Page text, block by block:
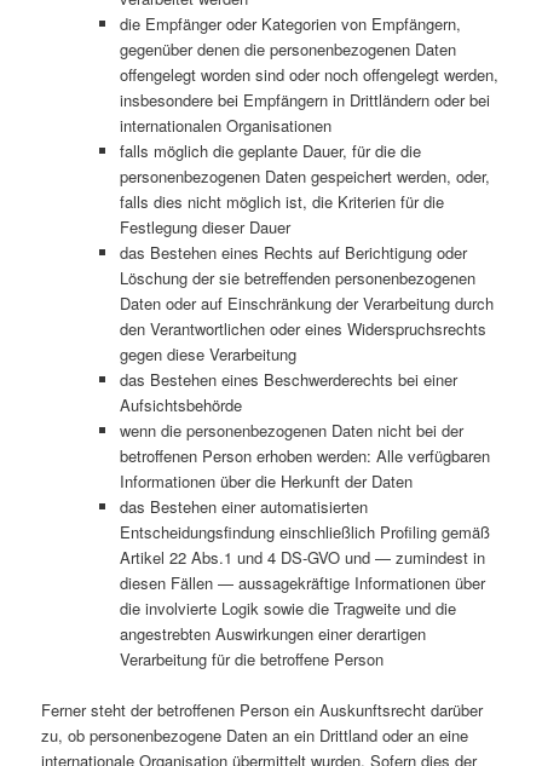
die Empfänger oder Kategorien von Empfängern,
gegenüber denen die personenbezogenen Daten
offengelegt worden sind oder noch offengelegt werden,
insbesondere bei Empfängern in Drittländern oder bei
internationalen Organisationen
falls möglich die geplante Dauer, für die die
personenbezogenen Daten gespeichert werden, oder,
falls dies nicht möglich ist, die Kriterien für die
Festlegung dieser Dauer
das Bestehen eines Rechts auf Berichtigung oder
Löschung der sie betreffenden personenbezogenen
Daten oder auf Einschränkung der Verarbeitung durch
den Verantwortlichen oder eines Widerspruchsrechts
gegen diese Verarbeitung
das Bestehen eines Beschwerderechts bei einer
Aufsichtsbehörde
wenn die personenbezogenen Daten nicht bei der
betroffenen Person erhoben werden: Alle verfügbaren
Informationen über die Herkunft der Daten
das Bestehen einer automatisierten
Entscheidungsfindung einschließlich Profiling gemäß
Artikel 22 Abs.1 und 4 DS-GVO und — zumindest in
diesen Fällen — aussagekräftige Informationen über
die involvierte Logik sowie die Tragweite und die
angestrebten Auswirkungen einer derartigen
Verarbeitung für die betroffene Person
Ferner steht der betroffenen Person ein Auskunftsrecht darüber
zu, ob personenbezogene Daten an ein Drittland oder an eine
internationale Organisation übermittelt wurden. Sofern dies der